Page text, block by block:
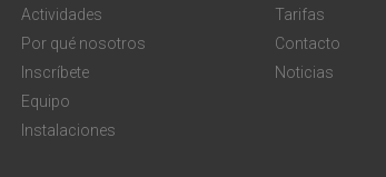
Actividades
Por qué nosotros
Inscríbete
Equipo
Instalaciones
Tarifas
Contacto
Noticias